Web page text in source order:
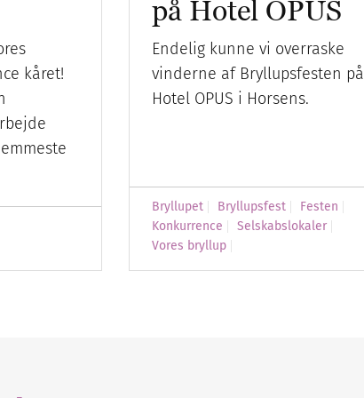
kåret!
på Hotel OPUS
Endelig kunne vi overraske
vinderne af Bryllupsfesten på
Hotel OPUS i Horsens.
Bryllupet Bryllupsfest
Festen
Konkurrence
Selskabslokaler
Vores bryllup